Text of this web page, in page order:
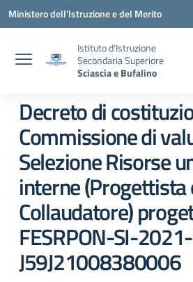
Vai ai contenuti
Vai al menu di navigazione
Vai al footer
Ministero dell'Istruzione e del Merito
Istituto d'Istruzione
Secondaria Superiore
Sciascia e Bufalino
Decreto di
Commissione di
Selezione Risorse
interne (Progettista
Collaudatore)
FESRPON-SI-
J59J21008380006